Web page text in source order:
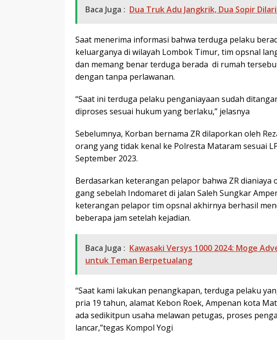
Baca Juga : Dua Truk Adu Jangkrik, Dua Sopir
Saat menerima informasi bahwa terduga pelaku
keluarganya di wilayah Lombok Timur, tim opsnal
dan memang benar terduga berada di rumah
dengan tanpa perlawanan.
“Saat ini terduga pelaku penganiayaan sudah
diproses sesuai hukum yang berlaku,” jelasnya
Sebelumnya, Korban bernama ZR dilaporkan oleh
orang yang tidak kenal ke Polresta Mataram sesuai
September 2023.
Berdasarkan keterangan pelapor bahwa ZR
gang sebelah Indomaret di jalan Saleh Sungkar
keterangan pelapor tim opsnal akhirnya berhasil
beberapa jam setelah kejadian.
Baca Juga : Kawasaki Versys 1000 2024: Moge
untuk Teman Berpetualang
“Saat kami lakukan penangkapan, terduga pelaku
pria 19 tahun, alamat Kebon Roek, Ampenan kota
ada sedikitpun usaha melawan petugas, proses
lancar,”tegas Kompol Yogi